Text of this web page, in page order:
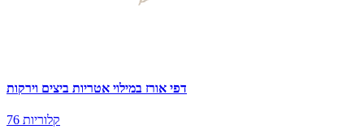
דפי אורז במילוי אטריות ביצים וירקות
76 קלוריות